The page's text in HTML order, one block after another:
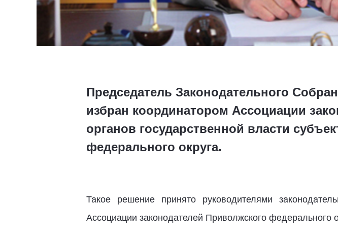
Председатель Законодательного
избран координатором Ассоциации
органов государственной власти
федерального округа.
Такое решение принято руководителями
Ассоциации законодателей Приволжского